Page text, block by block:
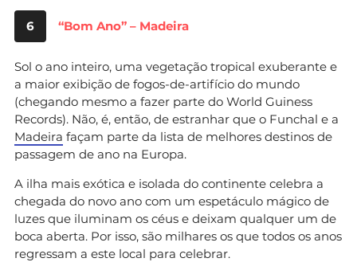
6 “Bom Ano” – Madeira
Sol o ano inteiro, uma vegetação tropical exuberante e
a maior exibição de fogos-de-artifício do mundo
(chegando mesmo a fazer parte do World Guiness
Records). Não, é, então, de estranhar que o Funchal e a
Madeira façam parte da lista de melhores destinos de
passagem de ano na Europa.
A ilha mais exótica e isolada do continente celebra a
chegada do novo ano com um espetáculo mágico de
luzes que iluminam os céus e deixam qualquer um de
boca aberta. Por isso, são milhares os que todos os anos
regressam a este local para celebrar.